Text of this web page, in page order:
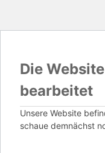
Die
bearbeitet
Unsere Website
schaue demnächst